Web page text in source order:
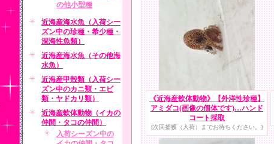
の他小型種
近海産海水魚（入荷シー
ズン中の珍種・希少種・
深海性魚類）
近海産海水魚（その他海
水魚）
近海産甲殻類（入荷シー
ズン中のカニ類・エビ
類・ヤドカリ類）
近海産軟体動物（イカの
仲間・タコの仲間）
入荷シーズン中の
《近海産軟体動物》【外洋性珍種】
アミダコ(画像の個体です)…ハンド
コート採取
[次回捕獲（入荷）までお待ちください。]